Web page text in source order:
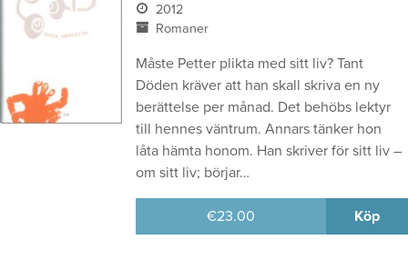
2012
Romaner
Måste Petter plikta med sitt liv? Tant
Döden kräver att han skall skriva en ny
berättelse per månad. Det behöbs lektyr
till hennes väntrum. Annars tänker hon
låta hämta honom. Han skriver för sitt liv –
om sitt liv; börjar…
€23.00 Köp